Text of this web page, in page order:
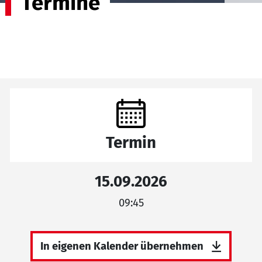
Termin
15.09.2026
09:45
In eigenen Kalender übernehmen